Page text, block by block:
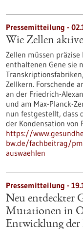
Pressemitteilung -
Wie Zellen
Zellen müssen
enthaltenen Gene sie
Zellkern. Forschende
an der Friedrich-
und am Max-Planck-
nun festgestellt, dass
der Kondensation von
https://
bw.de/fachbeitrag/
auswaehlen
Pressemitteilung -
Neu entdeckter
Mutationen in
Entwicklung der